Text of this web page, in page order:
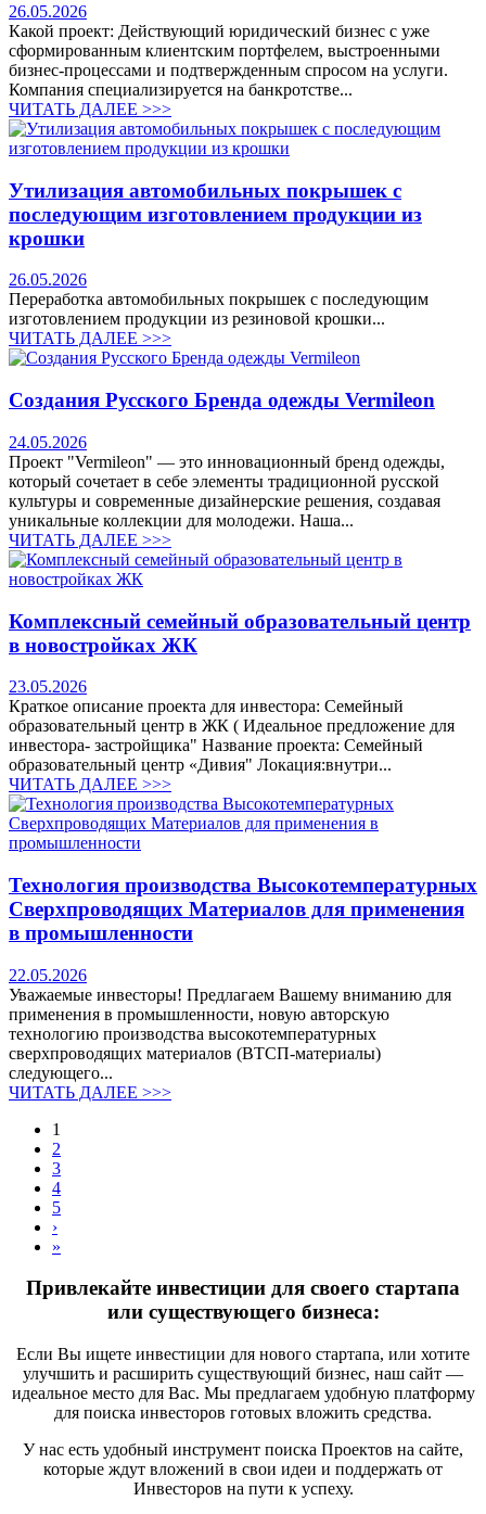
26.05.2026
Какой проект: Действующий юридический бизнес с уже
сформированным клиентским портфелем, выстроенными
бизнес-процессами и подтвержденным спросом на услуги.
Компания специализируется на банкротстве...
ЧИТАТЬ ДАЛЕЕ >>>
Утилизация автомобильных покрышек с
последующим изготовлением продукции из
крошки
26.05.2026
Переработка автомобильных покрышек с последующим
изготовлением продукции из резиновой крошки...
ЧИТАТЬ ДАЛЕЕ >>>
Создания Русского Бренда одежды Vermileon
24.05.2026
Проект "Vermileon" — это инновационный бренд одежды,
который сочетает в себе элементы традиционной русской
культуры и современные дизайнерские решения, создавая
уникальные коллекции для молодежи. Наша...
ЧИТАТЬ ДАЛЕЕ >>>
Комплексный семейный образовательный центр
в новостройках ЖК
23.05.2026
Краткое описание проекта для инвестора: Семейный
образовательный центр в ЖК ( Идеальное предложение для
инвестора- застройщика" Название проекта: Семейный
образовательный центр «Дивия" Локация:внутри...
ЧИТАТЬ ДАЛЕЕ >>>
Технология производства Высокотемпературных
Сверхпроводящих Материалов для применения
в промышленности
22.05.2026
Уважаемые инвесторы! Предлагаем Вашему вниманию для
применения в промышленности, новую авторскую
технологию производства высокотемпературных
сверхпроводящих материалов (ВТСП-материалы)
следующего...
ЧИТАТЬ ДАЛЕЕ >>>
1
2
3
4
5
›
»
Привлекайте инвестиции для своего стартапа
или существующего бизнеса:
Если Вы ищете инвестиции для нового стартапа, или хотите
улучшить и расширить существующий бизнес, наш сайт —
идеальное место для Вас. Мы предлагаем удобную платформу
для поиска инвесторов готовых вложить средства.
У нас есть удобный инструмент поиска Проектов на сайте,
которые ждут вложений в свои идеи и поддержать от
Инвесторов на пути к успеху.